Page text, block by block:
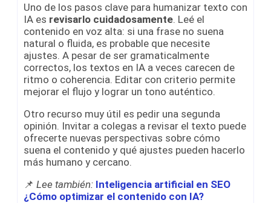
Uno de los pasos clave para humanizar texto con
IA es revisarlo cuidadosamente. Leé el
contenido en voz alta: si una frase no suena
natural o fluida, es probable que necesite
ajustes. A pesar de ser gramaticalmente
correctos, los textos en IA a veces carecen de
ritmo o coherencia. Editar con criterio permite
mejorar el flujo y lograr un tono auténtico.
Otro recurso muy útil es pedir una segunda
opinión. Invitar a colegas a revisar el texto puede
ofrecerte nuevas perspectivas sobre cómo
suena el contenido y qué ajustes pueden hacerlo
más humano y cercano.
📌 Lee también: Inteligencia artificial en SEO
¿Cómo optimizar el contenido con IA?